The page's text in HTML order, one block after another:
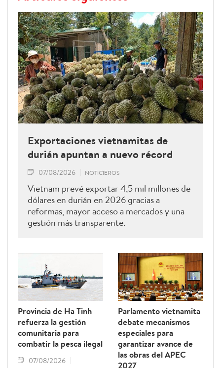
Exportaciones vietnamitas de
durián apuntan a nuevo récord
07/08/2026 NOTICIEROS
Vietnam prevé exportar 4,5 mil millones de
dólares en durián en 2026 gracias a
reformas, mayor acceso a mercados y una
gestión más transparente.
Provincia de Ha Tinh
refuerza la gestión
comunitaria para
combatir la pesca ilegal
07/08/2026
Parlamento vietnamita
debate mecanismos
especiales para
garantizar avance de
las obras del APEC
2027